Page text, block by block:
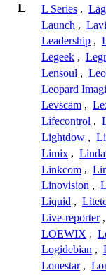
L L Series ,
Launch ,
Leadership ,
Legeek ,
Lensoul ,
Leopard
Levscam ,
Lifecontrol ,
Lightdow ,
Limix ,
Linkcom ,
Linovision ,
Liquid ,
Live-reporter ,
LOEWIX ,
Logidebian ,
Lonestar ,